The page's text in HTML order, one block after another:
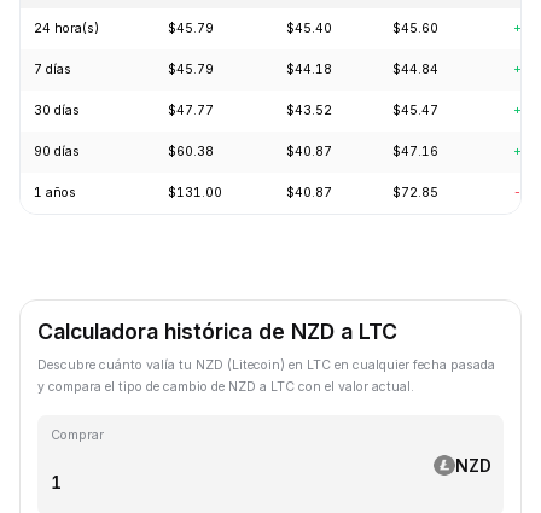
24 hora(s) $45.79 $45.40 $45.60
7 días $45.79 $44.18 $44.84
30 días $47.77 $43.52 $45.47
90 días $60.38 $40.87 $47.16
1 años $131.00 $40.87 $72.85 -
Calculadora histórica de NZD a LTC
Descubre cuánto valía tu NZD (Litecoin) en LTC en cualquier fecha pasada
y compara el tipo de cambio de NZD a LTC con el valor actual.
Comprar
NZD